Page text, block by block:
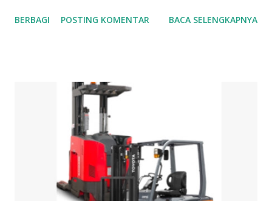
menjadi pilihan para orang tua dalam memilih sebagai kado
kepada anak yang berulang tahun 1. Kalung Kalung
merupakan hiasan untuk leher. Meskipun tersembunyi tapi
tetap dapat menghiasi leher kita. Kalung berbentuk tali
yang bersambung pada hiasannya. Pada bagian tali bisa
berupa rantai atau pita yang melingkari leher. Sedangkan
untuk bagian hiasan biasanya terbuat dari bahan bahan yang
berharga seperti berlian, mutiara, ruby, emerald, garnet dan
BERBAGI POSTING KOMENTAR BACA SELENGKAPNYA